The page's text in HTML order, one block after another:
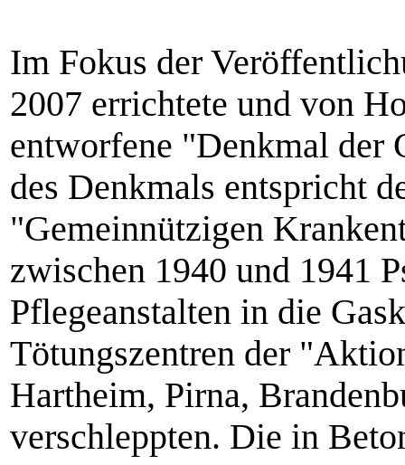
Im Fokus der
2007 errichtete und von
entworfene "Denkmal der
des Denkmals entspricht
"Gemeinnützigen
zwischen 1940 und 1941
Pflegeanstalten in die
Tötungszentren der
Hartheim, Pirna,
verschleppten. Die in